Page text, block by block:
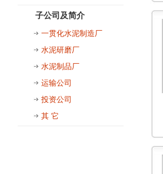
子公司及简介
一贯化水泥制造厂
水泥研磨厂
水泥制品厂
运输公司
投资公司
其 它